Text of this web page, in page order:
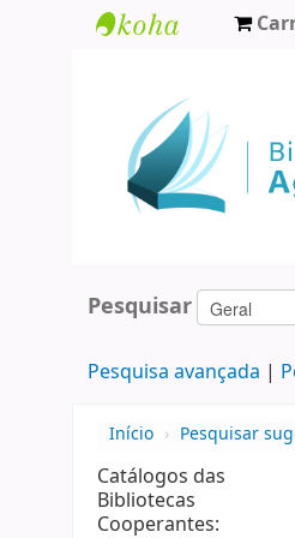
Agamenon
Magalhães
Pesquisar
Pesquisa avançada
Início › Pesquisar
Catálogos das
Bibliotecas
Cooperantes: